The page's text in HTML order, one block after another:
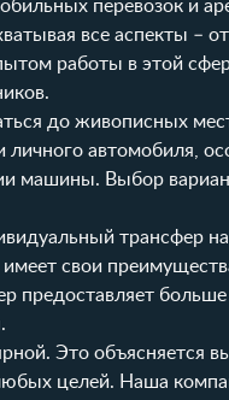
перевозок и
все аспекты –
работы в этой
до живописных
автомобиля,
машины. Выбор
трансфер
свои
предоставляет
Это объясняется
целей. Наша